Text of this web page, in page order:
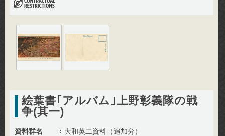
絵葉書｢アルバム｣上野彰義隊の戦
争(其一)
資料群名 大和英二資料（追加分）